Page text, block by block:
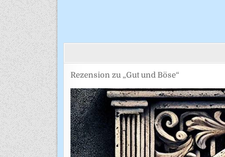
Rezension zu „Gut und Böse“